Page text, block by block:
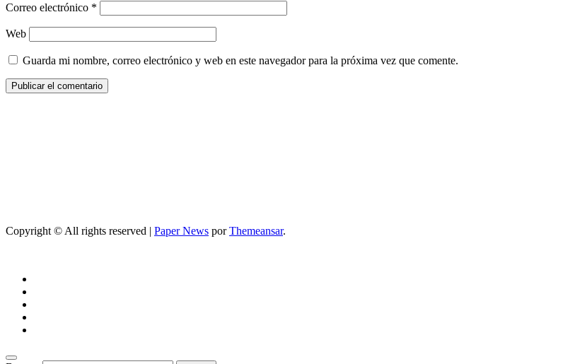
Correo electrónico *
Web
Guarda mi nombre, correo electrónico y web en este navegador para la próxima vez que comente.
Copyright © All rights reserved | Paper News porThemeansar.